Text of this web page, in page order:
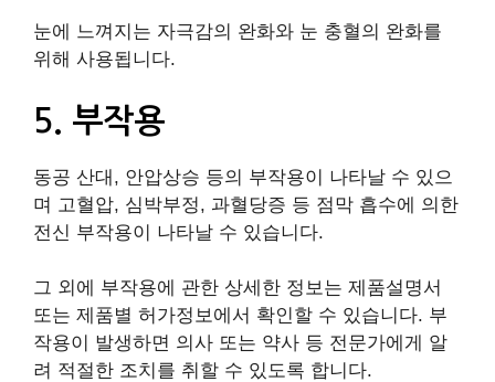
눈에 느껴지는 자극감의 완화와 눈 충혈의 완화를
위해 사용됩니다.
5. 부작용
동공 산대, 안압상승 등의 부작용이 나타날 수 있으
며 고혈압, 심박부정, 과혈당증 등 점막 흡수에 의한
전신 부작용이 나타날 수 있습니다.
그 외에 부작용에 관한 상세한 정보는 제품설명서
또는 제품별 허가정보에서 확인할 수 있습니다. 부
작용이 발생하면 의사 또는 약사 등 전문가에게 알
려 적절한 조치를 취할 수 있도록 합니다.